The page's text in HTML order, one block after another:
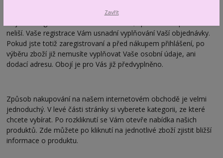
neliší. Vaše registrace Vám usnadní vyplňování Vaší objednávky.
Pokud jste totiž zaregistrovaní a před nákupem přihlášení, po
výběru zboží již nemusíte vyplňovat Vaše osobní údaje, ani
dodací adresu. Obojí je pro Vás již předvyplněno.
Způsob nakupování na našem internetovém obchodě je velmi
jednoduchý. V levé části stránky si vyberete kategorii, ze které
chcete vybírat. Po rozkliknutí se Vám otevře nabídka našich
produktů. Zde můžete po kliknutí na jednotlivé zboží zjistit bližší
informace o produktu.
Zavřít